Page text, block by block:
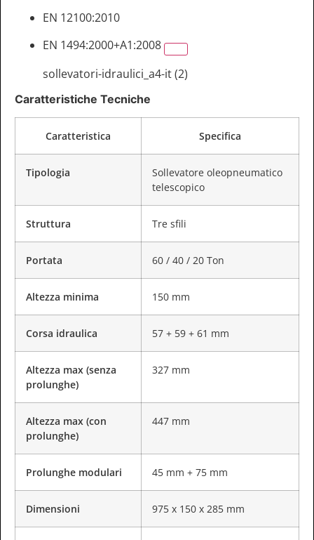
EN 12100:2010
EN 1494:2000+A1:2008
sollevatori-idraulici_a4-it (2)
Caratteristiche Tecniche
Caratteristica Specifica
Tipologia
Sollevatore oleopneumatico
telescopico
Struttura Tre sfili
Portata 60 / 40 / 20 Ton
Altezza minima 150 mm
Corsa idraulica 57 + 59 + 61 mm
Altezza max (senza
prolunghe)
327 mm
Altezza max (con
prolunghe)
447 mm
Prolunghe modulari 45 mm + 75 mm
Dimensioni 975 x 150 x 285 mm